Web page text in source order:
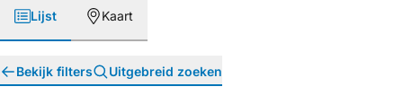
Lijst Kaart
Bekijk filters Uitgebreid zoeken